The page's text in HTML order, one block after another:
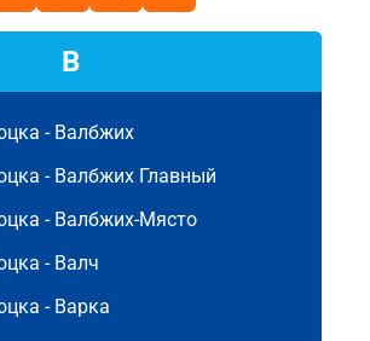
В
- Валбжих
- Валбжих Главный
- Валбжих-Място
- Валч
- Варка